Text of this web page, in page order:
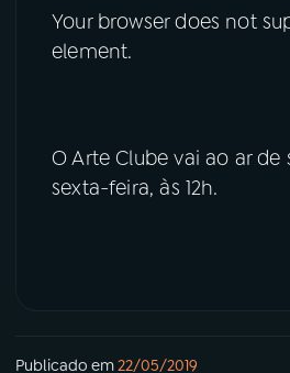
Your browser does not
element.
O Arte Clube vai ao ar de
sexta-feira, às 12h.
Publicado em22/05/2019